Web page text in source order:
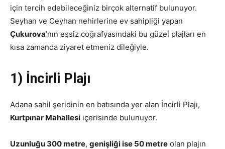
için tercih edebileceğiniz birçok alternatif bulunuyor.
Seyhan ve Ceyhan nehirlerine ev sahipliği yapan
Çukurova’nın eşsiz coğrafyasındaki bu güzel plajları en
kısa zamanda ziyaret etmeniz dileğiyle.
1) İncirli Plajı
Adana sahil şeridinin en batısında yer alan İncirli Plajı,
Kurtpınar Mahallesi içerisinde bulunuyor.
Uzunluğu 300 metre, genişliği ise 50 metre olan plajın